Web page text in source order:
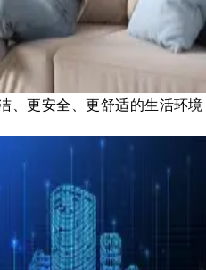
、更安全、更舒适的生活环境